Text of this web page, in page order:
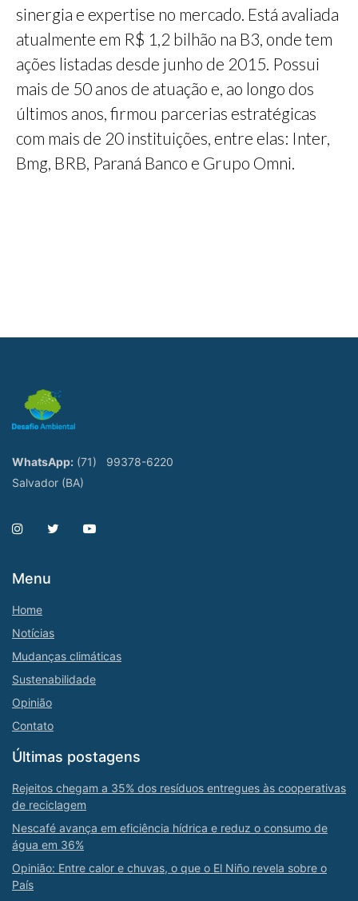
sinergia e expertise no mercado. Está avaliada
atualmente em R$ 1,2 bilhão na B3, onde tem
ações listadas desde junho de 2015. Possui
mais de 50 anos de atuação e, ao longo dos
últimos anos, firmou parcerias estratégicas
com mais de 20 instituições, entre elas: Inter,
Bmg, BRB, Paraná Banco e Grupo Omni.
WhatsApp: (71)
99378-6220
Salvador (BA)
Menu
Home
Notícias
Mudanças climáticas
Sustenabilidade
Opinião
Contato
Últimas postagens
Rejeitos chegam a 35% dos resíduos entregues às cooperativas
de reciclagem
Nescafé avança em eficiência hídrica e reduz o consumo de
água em 36%
Opinião: Entre calor e chuvas, o que o El Niño revela sobre o
País